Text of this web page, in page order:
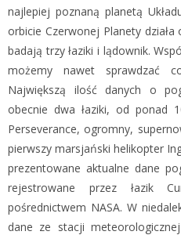
najlepiej poznaną planetą
orbicie Czerwonej Planety
badają trzy łaziki i lądownik.
możemy nawet sprawdzać
Największą ilość danych o
obecnie dwa łaziki, od ponad
Perseverance, ogromny,
pierwszy marsjański helikopter
prezentowane aktualne dane
rejestrowane przez łazik
pośrednictwem NASA. W
dane ze stacji